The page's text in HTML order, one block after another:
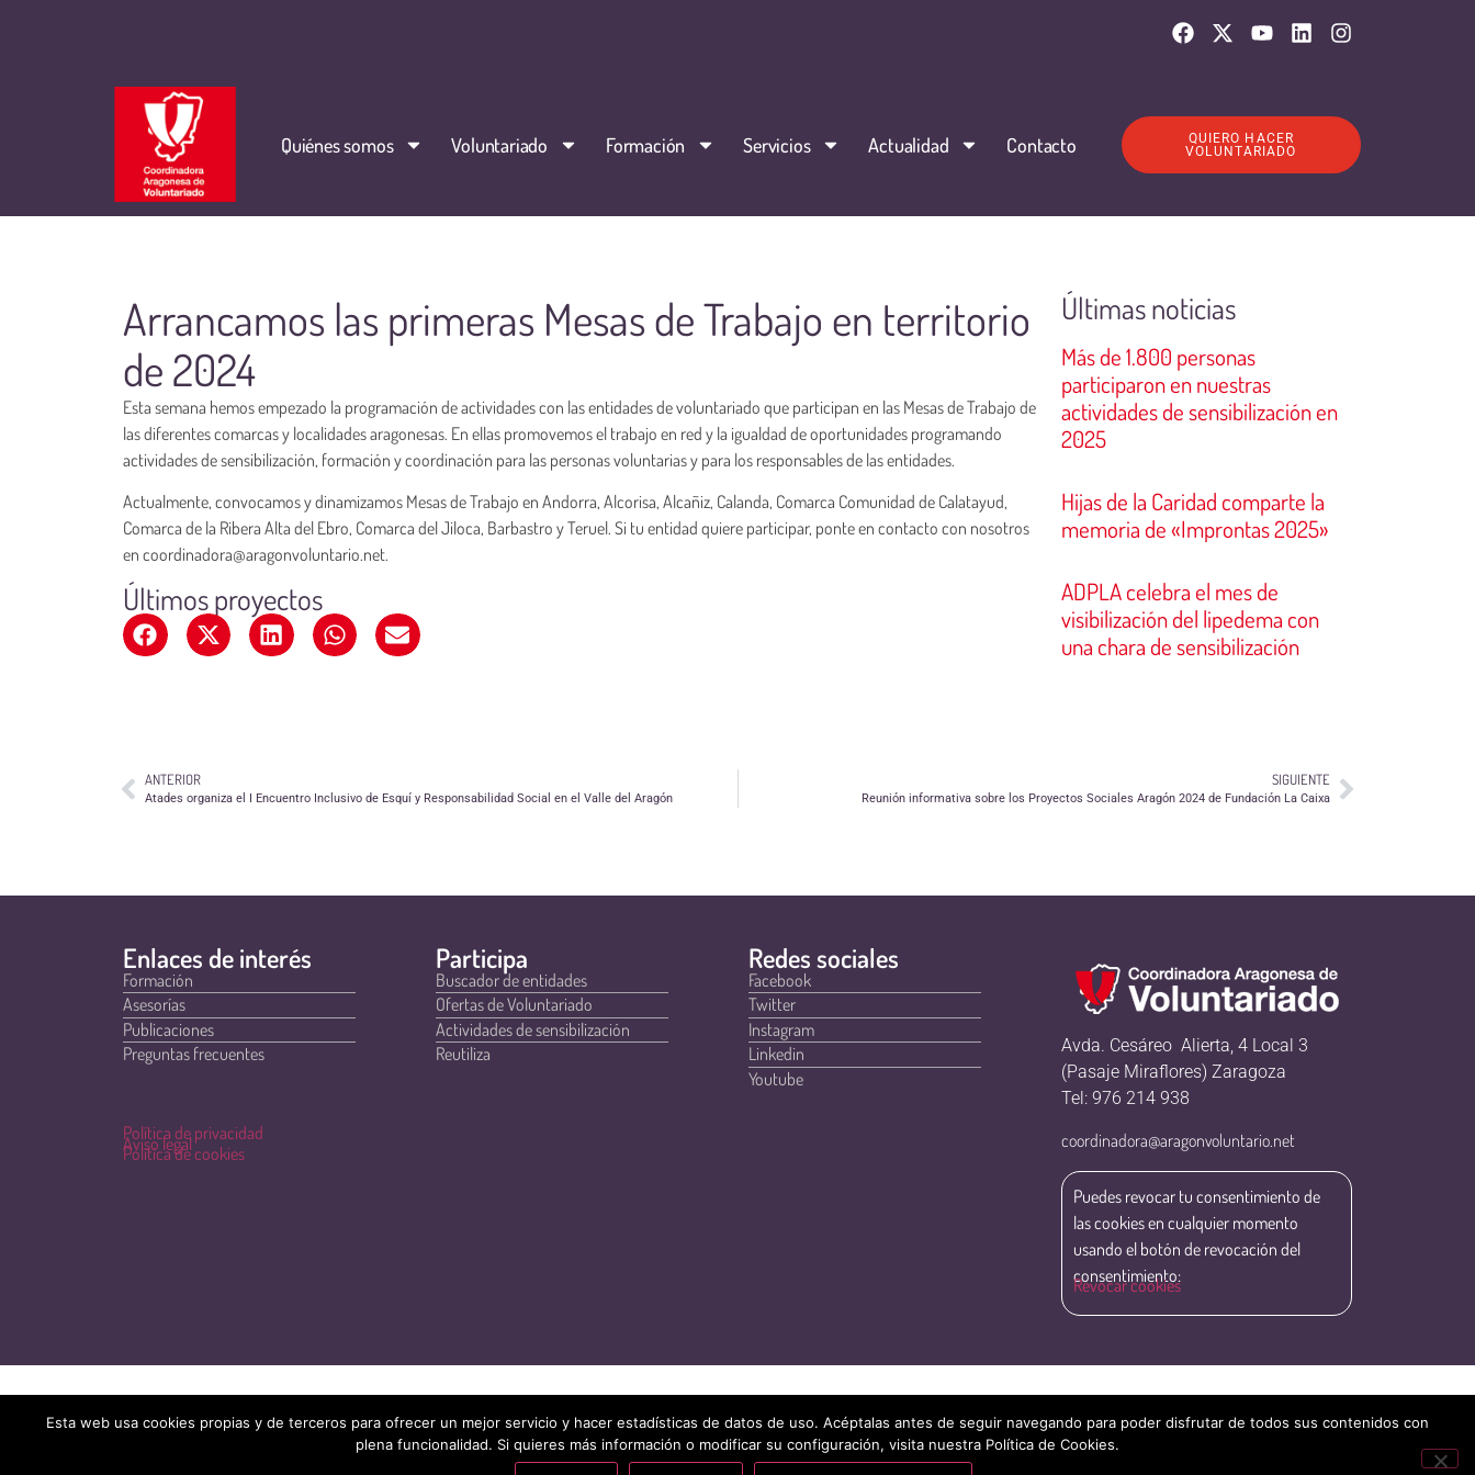
Quiénes somos Voluntariado Formación Servicios Actualidad Contacto
QUIERO HACER
VOLUNTARIADO
Arrancamos las primeras Mesas de Trabajo en territorio
de 2024
Esta semana hemos empezado la programación de actividades con las entidades de voluntariado que participan en las Mesas de Trabajo de
las diferentes comarcas y localidades aragonesas. En ellas promovemos el trabajo en red y la igualdad de oportunidades programando
actividades de sensibilización, formación y coordinación para las personas voluntarias y para los responsables de las entidades.
Actualmente, convocamos y dinamizamos Mesas de Trabajo en Andorra, Alcorisa, Alcañiz, Calanda, Comarca Comunidad de Calatayud,
Comarca de la Ribera Alta del Ebro, Comarca del Jiloca, Barbastro y Teruel. Si tu entidad quiere participar, ponte en contacto con nosotros
en coordinadora@aragonvoluntario.net.
Últimos proyectos
Últimas noticias
Más de 1.800 personas
participaron en nuestras
actividades de sensibilización en
2025
Hijas de la Caridad comparte la
memoria de «Improntas 2025»
ADPLA celebra el mes de
visibilización del lipedema con
una chara de sensibilización
ANTERIOR
Atades organiza el I Encuentro Inclusivo de Esquí y Responsabilidad Social en el Valle del Aragón
SIGUIENTE
Reunión informativa sobre los Proyectos Sociales Aragón 2024 de Fundación La Caixa
Enlaces de interés
Formación
Asesorías
Publicaciones
Preguntas frecuentes
Política de privacidad
Aviso legal
Política de cookies
Participa
Buscador de entidades
Ofertas de Voluntariado
Actividades de sensibilización
Reutiliza
Redes sociales
Facebook
Twitter
Instagram
Linkedin
Youtube
Avda. Cesáreo Alierta, 4 Local 3
(Pasaje Miraflores) Zaragoza
Tel: 976 214 938
coordinadora@aragonvoluntario.net
Puedes revocar tu consentimiento de
las cookies en cualquier momento
usando el botón de revocación del
consentimiento:
Revocar cookies
Esta web usa cookies propias y de terceros para ofrecer un mejor servicio y hacer estadísticas de datos de uso. Acéptalas antes de seguir navegando para poder disfrutar de todos sus contenidos con
plena funcionalidad. Si quieres más información o modificar su configuración, visita nuestra Política de Cookies.